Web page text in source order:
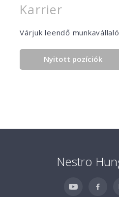
Karrier
Várjuk leendő
Nyitott pozíciók
Nestro